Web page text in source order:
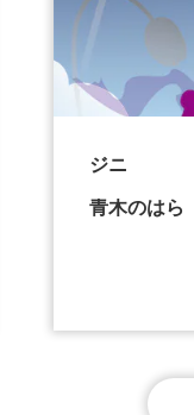
ジニ
青木のはら